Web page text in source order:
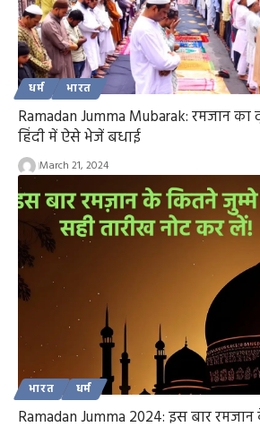
धर्म भारत
Ramadan Jumma Mubarak: रमजान का
हिंदी में ऐसे भेजें बधाई
March 21, 2024
भारत धर्म
Ramadan Jumma 2024: इस बार